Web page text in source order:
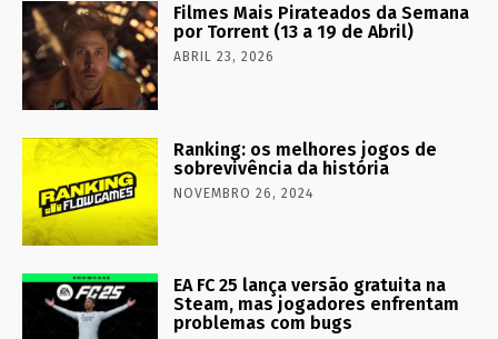
Filmes Mais Pirateados da Semana
por Torrent (13 a 19 de Abril)
ABRIL 23, 2026
Ranking: os melhores jogos de
sobrevivência da história
NOVEMBRO 26, 2024
EA FC 25 lança versão gratuita na
Steam, mas jogadores enfrentam
problemas com bugs